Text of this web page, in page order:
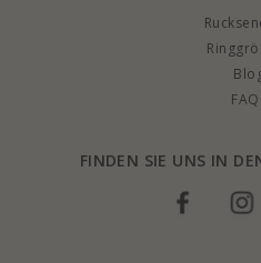
FINDEN SIE UNS IN